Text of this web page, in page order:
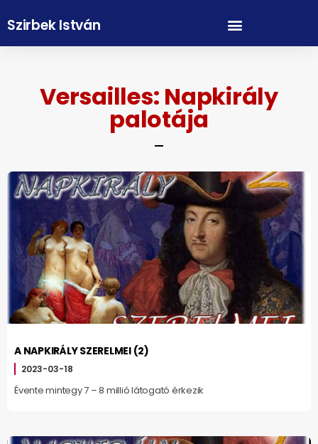
Szirbek István
Versailles: Napkirály
palotája
A NAPKIRÁLY SZERELMEI (2)
2023-03-18
Évente mintegy 7 – 8 millió látogató érkezik